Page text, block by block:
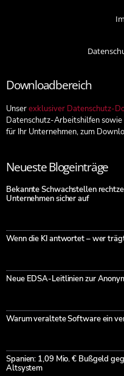
Downloadbereich
Unserexklusiver Datenschutz-
Datenschutz-Arbeitshilfen
für Ihr Unternehmen, zum
Neueste Blogeinträge
Bekannte Schwachstellen
Unternehmen sicher auf
Wenn die KI antwortet – wer
Neue EDSA-Leitlinien zur
Warum veraltete Software ein
Spanien: 1,09 Mio. € Bußgeld
Altsystem